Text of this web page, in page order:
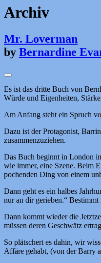
Archiv
Mr. Loverman
by Bernardine
Es ist das dritte Buch von
Würde und Eigenheiten,
Am Anfang steht ein Spruch
Dazu ist der Protagonist,
zusammenzuziehen.
Das Buch beginnt in London
wie immer, eine Szene. Beim
pochenden Ding von einem
Dann geht es ein halbes
nur an dir gerieben.“
Dann kommt wieder die
müssen deren Geschwätz
So plätschert es dahin, wir
Affäre gehabt, (von der Barry